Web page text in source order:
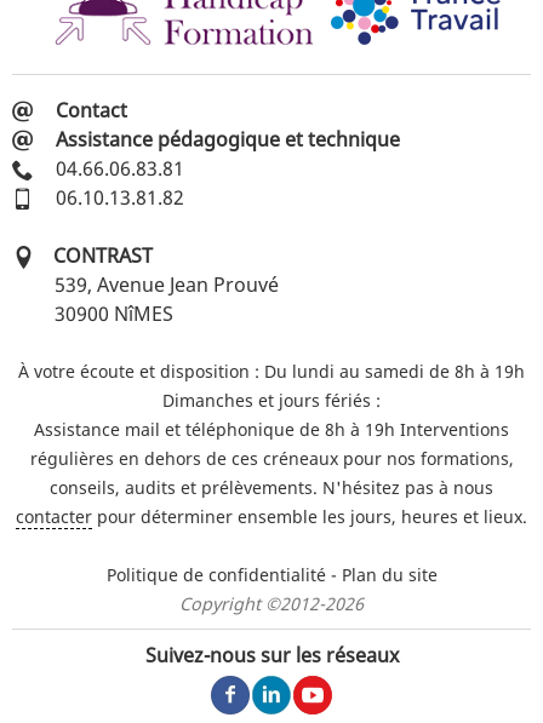
Contact
Assistance pédagogique et technique
04.66.06.83.81
06.10.13.81.82
CONTRAST
539, Avenue Jean Prouvé
30900 NîMES
À votre écoute et disposition : Du lundi au samedi de 8h à 19h
Dimanches et jours fériés :
Assistance mail et téléphonique de 8h à 19h Interventions
régulières en dehors de ces créneaux pournos formations,
conseils, audits et prélèvements. N'hésitez pas à nous
contacter pour déterminer ensemble les jours, heures et lieux.
Politique de confidentialité- Plan du site
Copyright ©2012-2026
Suivez-nous sur les réseaux